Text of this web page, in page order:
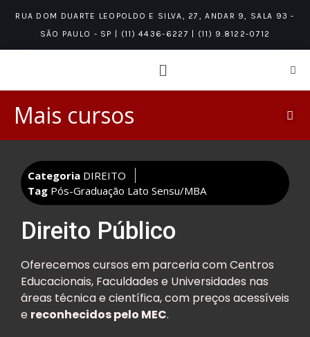
RUA DOM DUARTE LEOPOLDO E SILVA, 27, ANDAR 9, SALA 93 -
SÃO PAULO - SP | (11) 4436-6227 | (11) 9.8122-0712
Mais cursos
Categoria DIREITO
Tag Pós-Graduação Lato Sensu/MBA
Direito Público
Oferecemos cursos em parceria com Centros
Educacionais, Faculdades e Universidades nas
áreas técnica e científica, com preços acessíveis
e reconhecidos pelo MEC.